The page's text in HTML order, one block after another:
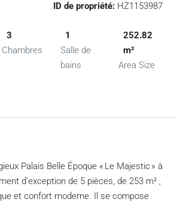
ID de propriété: HZ1153987
3
Chambres
1
Salle de
bains
252.82
m²
Area Size
Palais Belle Époque « Le Majestic » à
d’exception de 5 pièces, de 253 m² ,
et confort moderne. Il se compose